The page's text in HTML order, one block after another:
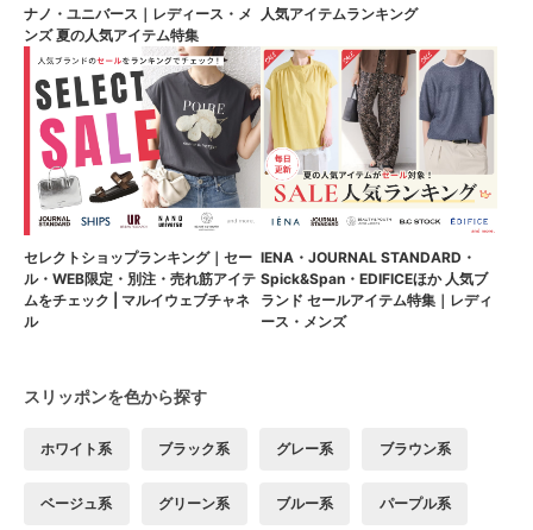
ナノ・ユニバース｜レディース・メ
ンズ 夏の人気アイテム特集
人気アイテムランキング
セレクトショップランキング｜セー
ル・WEB限定・別注・売れ筋アイテ
ムをチェック | マルイウェブチャネ
ル
IENA・JOURNAL STANDARD・
Spick&Span・EDIFICEほか 人気ブ
ランド セールアイテム特集｜レディ
ース・メンズ
スリッポンを色から探す
ホワイト系 ブラック系 グレー系 ブラウン系
ベージュ系 グリーン系 ブルー系 パープル系